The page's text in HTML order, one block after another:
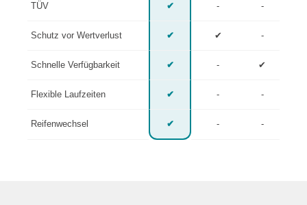
TÜV ✔ - -
Schutz vor Wertverlust ✔ ✔ -
Schnelle Verfügbarkeit ✔ - ✔
Flexible Laufzeiten ✔ - -
Reifenwechsel ✔ - -